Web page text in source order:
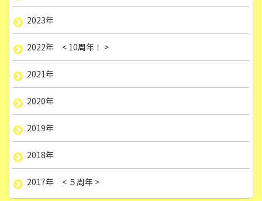
2023年
2022年 < 10周年！ >
2021年
2020年
2019年
2018年
2017年 < ５周年 >